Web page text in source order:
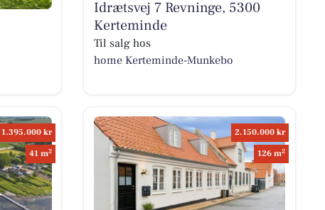
Idrætsvej 7 Revninge, 5300
Kerteminde
Til salg hos
home Kerteminde-Munkebo
1.395.000 kr
41 m2
2.150.000 kr
126 m2